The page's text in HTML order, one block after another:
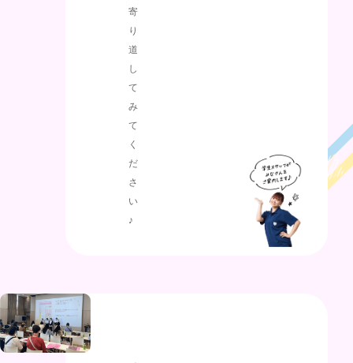
寄
り
道
し
て
み
て
く
だ
さ
い
♪